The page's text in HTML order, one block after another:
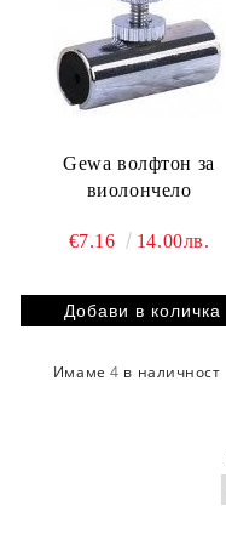
Gewa волфтон за
виолончело
€7.16 14.00лв.
Имаме4 в наличност